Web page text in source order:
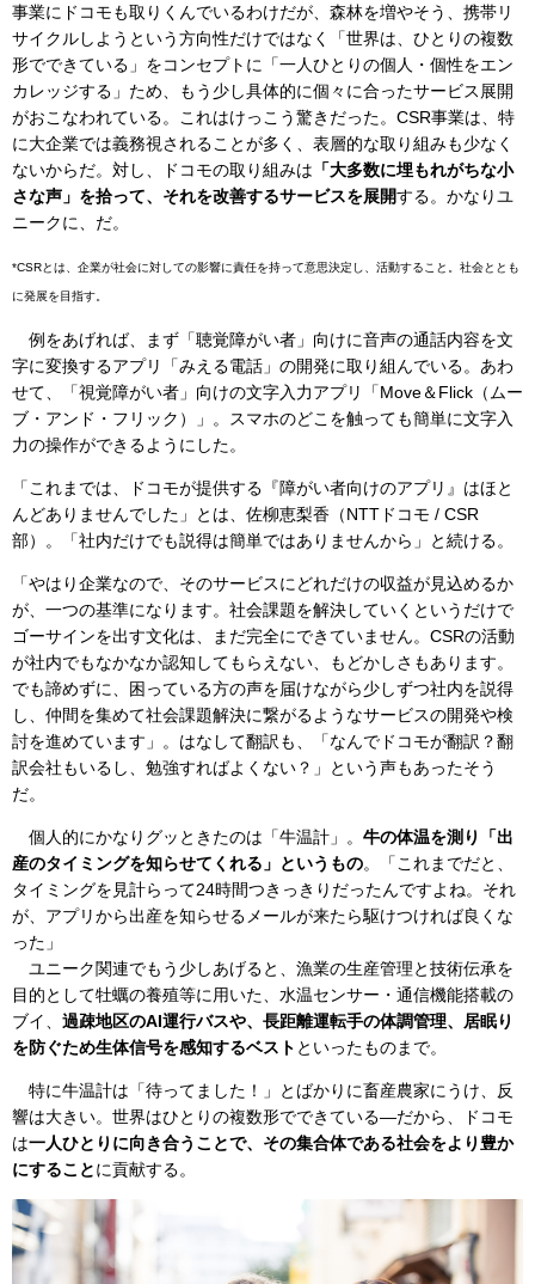
事業にドコモも取りくんでいるわけだが、森林を増やそう、携帯リ
サイクルしようという方向性だけではなく「世界は、ひとりの複数
形でできている」をコンセプトに「一人ひとりの個人・個性をエン
カレッジする」ため、もう少し具体的に個々に合ったサービス展開
がおこなわれている。これはけっこう驚きだった。CSR事業は、特
に大企業では義務視されることが多く、表層的な取り組みも少なく
ないからだ。対し、ドコモの取り組みは 「大多数に埋もれがちな小
さな声」を拾って、それを改善するサービスを展開する。かなりユ
ニークに、だ。
*CSRとは、企業が社会に対しての影響に責任を持って意思決定し、活動すること。社会ととも
に発展を目指す。
例をあげれば、まず「聴覚障がい者」向けに音声の通話内容を文
字に変換するアプリ「みえる電話」の開発に取り組んでいる。あわ
せて、「視覚障がい者」向けの文字入力アプリ「Move＆Flick（ムー
ブ・アンド・フリック）」。スマホのどこを触っても簡単に文字入
力の操作ができるようにした。
「これまでは、ドコモが提供する『障がい者向けのアプリ』はほと
んどありませんでした」とは、佐柳恵梨香（NTTドコモ / CSR
部）。「社内だけでも説得は簡単ではありませんから」と続ける。
「やはり企業なので、そのサービスにどれだけの収益が見込めるか
が、一つの基準になります。社会課題を解決していくというだけで
ゴーサインを出す文化は、まだ完全にできていません。CSRの活動
が社内でもなかなか認知してもらえない、もどかしさもあります。
でも諦めずに、困っている方の声を届けながら少しずつ社内を説得
し、仲間を集めて社会課題解決に繋がるようなサービスの開発や検
討を進めています」。はなして翻訳も、「なんでドコモが翻訳？翻
訳会社もいるし、勉強すればよくない？」という声もあったそう
だ。
個人的にかなりグッときたのは「牛温計」。 牛の体温を測り「出
産のタイミングを知らせてくれる」というもの。「これまでだと、
タイミングを見計らって24時間つきっきりだったんですよね。それ
が、アプリから出産を知らせるメールが来たら駆けつければ良くな
った」
ユニーク関連でもう少しあげると、漁業の生産管理と技術伝承を
目的として牡蠣の養殖等に用いた、水温センサー・通信機能搭載の
ブイ、 過疎地区のAI運行バスや、長距離運転手の体調管理、居眠り
を防ぐため生体信号を感知するベスト といったものまで。
特に牛温計は「待ってました！」とばかりに畜産農家にうけ、反
響は大きい。世界はひとりの複数形でできている—だから、ドコモ
は一人ひとりに向き合うことで、その集合体である社会をより豊か
にすることに貢献する。